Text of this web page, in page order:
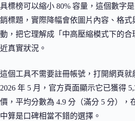
具標榜可以縮小 80% 容量，這個數字
銷標題，實際降幅會依圖片內容、格式
動，把它理解成「中高壓縮模式下的合
近真實狀況。
這個工具不需要註冊帳號，打開網頁就
2026 年 5 月，官方頁面顯示它已獲得
價，平均分數為 4.9 分（滿分 5 分），
中算是口碑相當不錯的選擇。